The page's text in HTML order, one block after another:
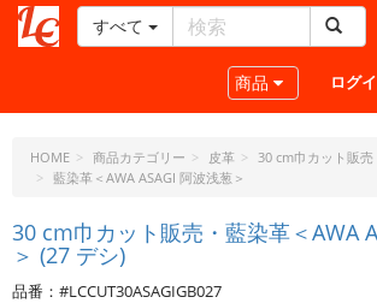
ー
ラ
フ
ド
ッ
ト・
すべて
Toggle navigation
商品 ログ
HOME 商品カテゴリー 皮革
30 cm巾カット販売
藍染革＜AWA ASAGI 阿波浅葱＞
30 cm巾カット販売・藍染革＜AWA
＞ (27 デシ)
品番：#LCCUT30ASAGIGB027